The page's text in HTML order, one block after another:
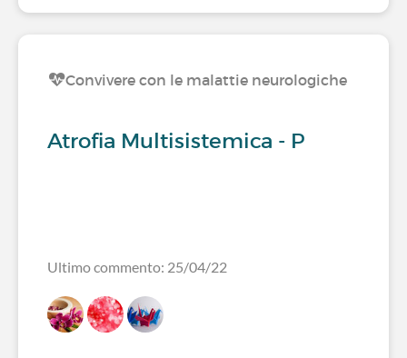
Convivere con le malattie neurologiche
Atrofia Multisistemica - P
Ultimo commento: 25/04/22